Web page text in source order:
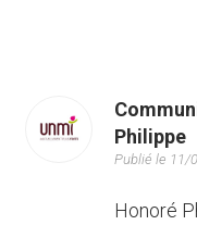
Philippe
Publié le 11/
Honoré